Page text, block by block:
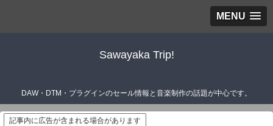
MENU
Sawayaka Trip!
DAW・DTM・プラグインのセール情報と音楽制作の話題が中心です。
記事内に広告が含まれる場合があります